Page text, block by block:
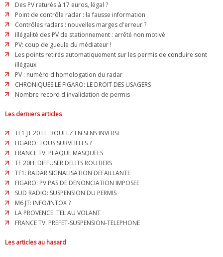
Des PV raturés à 17 euros, légal ?
Point de contrôle radar : la fausse information
Contrôles radars : nouvelles marges d'erreur ?
Illégalité des PV de stationnement : arrêté non motivé
PV: coup de gueule du médiateur !
Les points retirés automatiquement sur les permis de conduire sont
illégaux
PV : numéro d'homologation du radar
CHRONIQUES LE FIGARO: LE DROIT DES USAGERS
Nombre record d'invalidation de permis
Les derniers articles
TF1 JT 20 H : ROULEZ EN SENS INVERSE
FIGARO: TOUS SURVEILLES ?
FRANCE TV: PLAQUE MASQUEES
TF 20H: DIFFUSER DELITS ROUTIERS
TF1: RADAR SIGNALISATION DEFAILLANTE
FIGARO: PV PAS DE DENONCIATION IMPOSEE
SUD RADIO: SUSPENSION DU PERMIS
M6 JT: INFO/INTOX ?
LA PROVENCE: TEL AU VOLANT
FRANCE TV: PREFET-SUSPENSION-TELEPHONE
Les articles au hasard